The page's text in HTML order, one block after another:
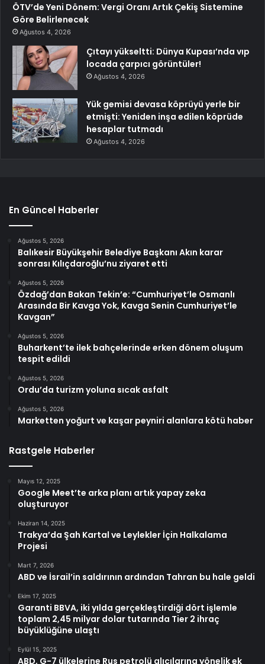
ÖTV’de Yeni Dönem: Vergi Oranı Artık Çekiş Sistemine
Göre Belirlenecek
Ağustos 4, 2026
Çıtayı yükseltti: Dünya Kupası’nda vıp
locada çarpıcı görüntüler!
Ağustos 4, 2026
Yük gemisi devasa köprüyü yerle bir
etmişti: Yeniden inşa edilen köprüde
hesaplar tutmadı
Ağustos 4, 2026
En Güncel Haberler
Ağustos 5, 2026
Balıkesir Büyükşehir Belediye Başkanı Akın karar
sonrası Kılıçdaroğlu’nu ziyaret etti
Ağustos 5, 2026
Özdağ’dan Bakan Tekin’e: “Cumhuriyet’le Osmanlı
Arasında Bir Kavga Yok, Kavga Senin Cumhuriyet’le
Kavgan”
Ağustos 5, 2026
Buharkent’te ilek bahçelerinde erken dönem oluşum
tespit edildi
Ağustos 5, 2026
Ordu’da turizm yoluna sıcak asfalt
Ağustos 5, 2026
Marketten yoğurt ve kaşar peyniri alanlara kötü haber
Rastgele Haberler
Mayıs 12, 2025
Google Meet’te arka planı artık yapay zeka
oluşturuyor
Haziran 14, 2025
Trakya’da Şah Kartal ve Leylekler İçin Halkalama
Projesi
Mart 7, 2026
ABD ve İsrail’in saldırının ardından Tahran bu hale geldi
Ekim 17, 2025
Garanti BBVA, iki yılda gerçekleştirdiği dört işlemle
toplam 2,45 milyar dolar tutarında Tier 2 ihraç
büyüklüğüne ulaştı
Eylül 15, 2025
ABD, G-7 ülkelerine Rus petrolü alıcılarına yönelik ek